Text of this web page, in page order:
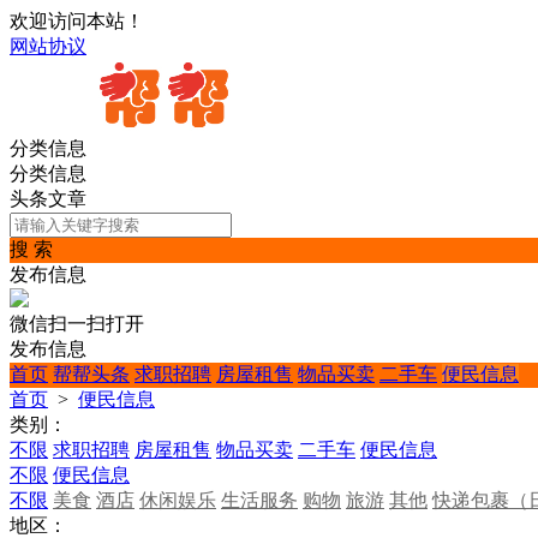
欢迎访问本站！
网站协议
分类信息
分类信息
头条文章
搜 索
发布信息
微信扫一扫打开
发布信息
首页 帮帮头条 求职招聘 房屋租售 物品买卖 二手车 便民信息
首页 > 便民信息
类别：
不限 求职招聘 房屋租售 物品买卖 二手车 便民信息
不限 便民信息
不限 美食 酒店 休闲娱乐 生活服务 购物 旅游 其他 快递包裹（
地区：